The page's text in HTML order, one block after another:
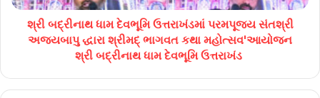
શ્રી બદ્રીનાથ ધામ દેવભૂમિ ઉત્તરાખંડમાં ‌પરમપૂજ્ય સંતશ્રી
અજયબાપુ દ્ધારા શ્રીમદ્ ભાગવત કથા મહોત્સવ'આયોજન
શ્રી બદ્રીનાથ ધામ દેવભૂમિ ઉત્તરાખંડ ‌